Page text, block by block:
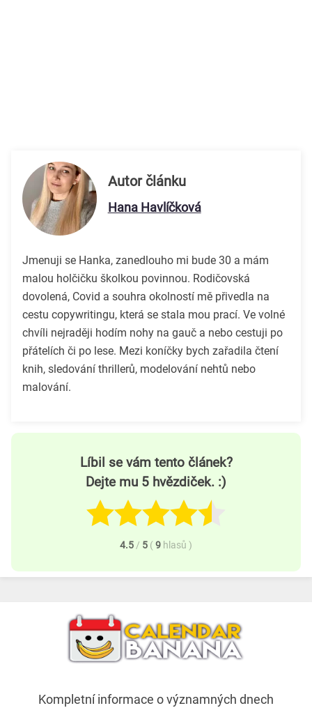
Autor článku
Hana Havlíčková
Jmenuji se Hanka, zanedlouho mi bude 30 a mám
malou holčičku školkou povinnou. Rodičovská
dovolená, Covid a souhra okolností mě přivedla na
cestu copywritingu, která se stala mou prací. Ve volné
chvíli nejraději hodím nohy na gauč a nebo cestuji po
přátelích či po lese. Mezi koníčky bych zařadila čtení
knih, sledování thrillerů, modelování nehtů nebo
malování.
Líbil se vám tento článek?
Dejte mu 5 hvězdiček. :)
4.5 / 5 (9 hlasů )
Kompletní informace o významných dnech